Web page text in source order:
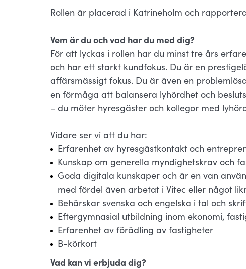
Rollen är placerad i Katrineholm och
Vem är du och vad har du med dig?
För att lyckas i rollen har du minst tre års
och har ett starkt kundfokus. Du är en
affärsmässigt fokus. Du är även en
en förmåga att balansera lyhördhet och
– du möter hyresgäster och kollegor med
Vidare ser vi att du har:
Erfarenhet av hyresgästkontakt och
Kunskap om generella myndighetskrav och
Goda digitala kunskaper och är en van
med fördel även arbetat i Vitec eller något
Behärskar svenska och engelska i tal och
Eftergymnasial utbildning inom ekonomi,
Erfarenhet av förädling av fastigheter
B-körkort
Vad kan vi erbjuda dig?